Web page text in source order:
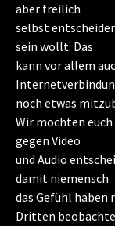
aber freilich
selbst
sein wollt. Das
kann vor allem
noch etwas
Wir möchten
gegen Video
und Audio
damit niemensch
das Gefühl
Dritten